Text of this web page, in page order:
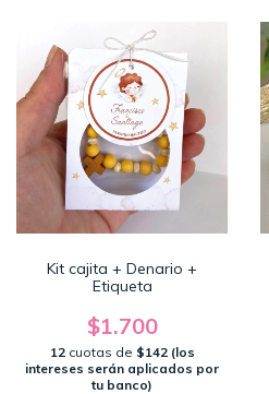
Kit cajita + Denario +
Etiqueta
$1.700
12 cuotas de $142 (los
intereses serán aplicados por
tu banco)